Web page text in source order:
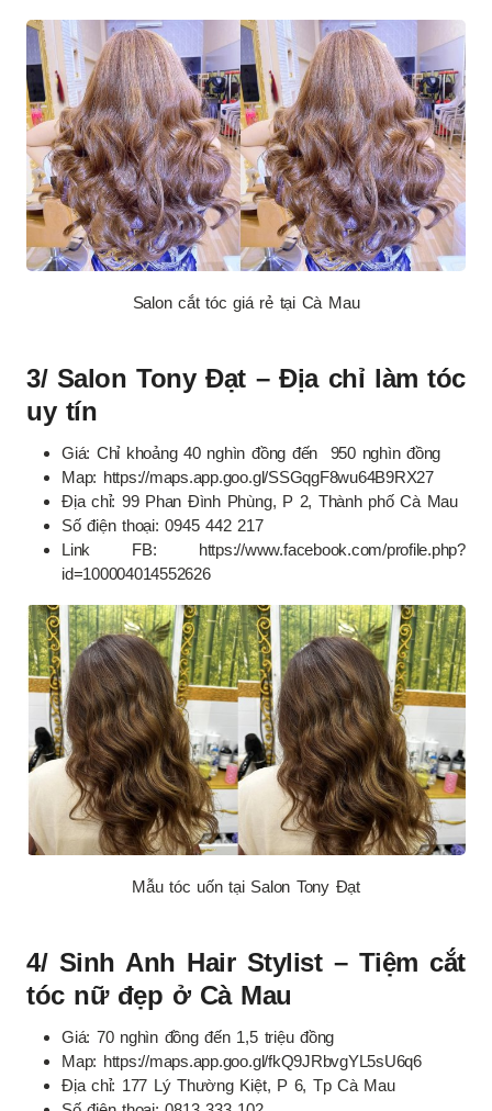
Salon cắt tóc giá rẻ tại Cà Mau
3/ Salon Tony Đạt – Địa chỉ làm tóc
uy tín
Giá: Chỉ khoảng 40 nghìn đồng đến 950 nghìn đồng
Map: https://maps.app.goo.gl/SSGqgF8wu64B9RX27
Địa chỉ: 99 Phan Đình Phùng, P 2, Thành phố Cà Mau
Số điện thoại: 0945 442 217
Link FB: https://www.facebook.com/profile.php?
id=100004014552626
Mẫu tóc uốn tại Salon Tony Đạt
4/ Sinh Anh Hair Stylist – Tiệm cắt
tóc nữ đẹp ở Cà Mau
Giá: 70 nghìn đồng đến 1,5 triệu đồng
Map: https://maps.app.goo.gl/fkQ9JRbvgYL5sU6q6
Địa chỉ: 177 Lý Thường Kiệt, P 6, Tp Cà Mau